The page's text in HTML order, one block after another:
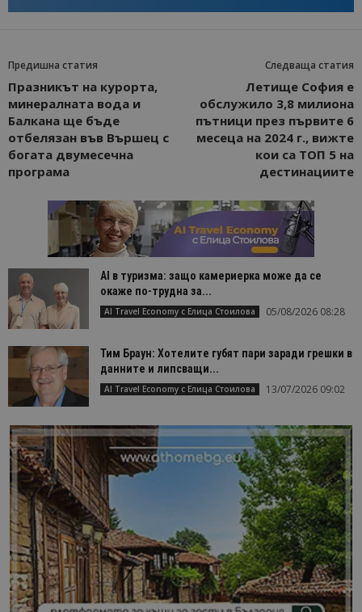
Предишна статия
Празникът на курорта,
минералната вода и
Балкана ще бъде
отбелязан във Вършец с
богата двумесечна
програма
Следваща статия
Летище София е
обслужило 3,8 милиона
пътници през първите 6
месеца на 2024 г., вижте
кои са ТОП 5 на
дестинациите
AI в туризма: защо камериерка може да се
окаже по-трудна за...
AI Travel Economy с Елица Стоилова 05/08/2026 08:28
Тим Браун: Хотелите губят пари заради грешки в
данните и липсващи...
AI Travel Economy с Елица Стоилова 13/07/2026 09:02